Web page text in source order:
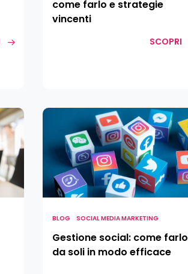
come farlo e strategie
vincenti
SCOPRI
Gestione
social:
come
farlo
da
soli
in
modo
efficace
BLOG SOCIAL MEDIA MARKETING
Gestione social: come farlo
da soli in modo efficace